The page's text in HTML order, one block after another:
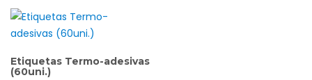
Etiquetas Termo-adesivas
(60uni.)